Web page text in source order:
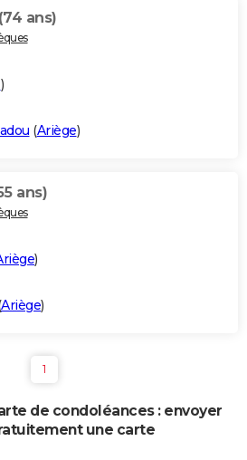
(74 ans)
)
(Ariège)
ans)
)
Ariège)
1
de condoléances : envoyer
une carte